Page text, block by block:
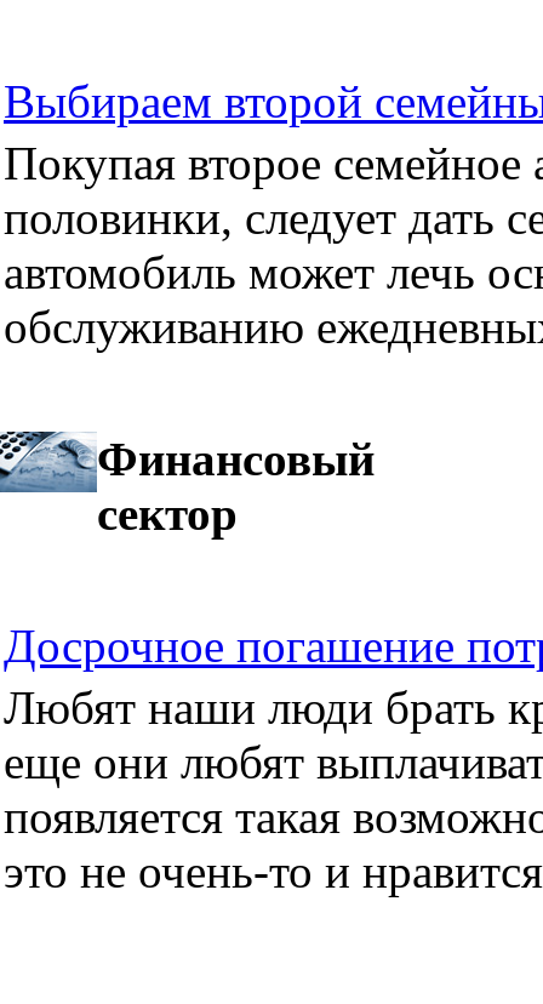
Выбираем второй
Покупая второе семейное
половинки, следует дать
автомобиль может лечь
обслуживанию
Финансовый
сектор
Досрочное погашение
Любят наши люди брать
еще они любят
появляется такая
это не очень-то и